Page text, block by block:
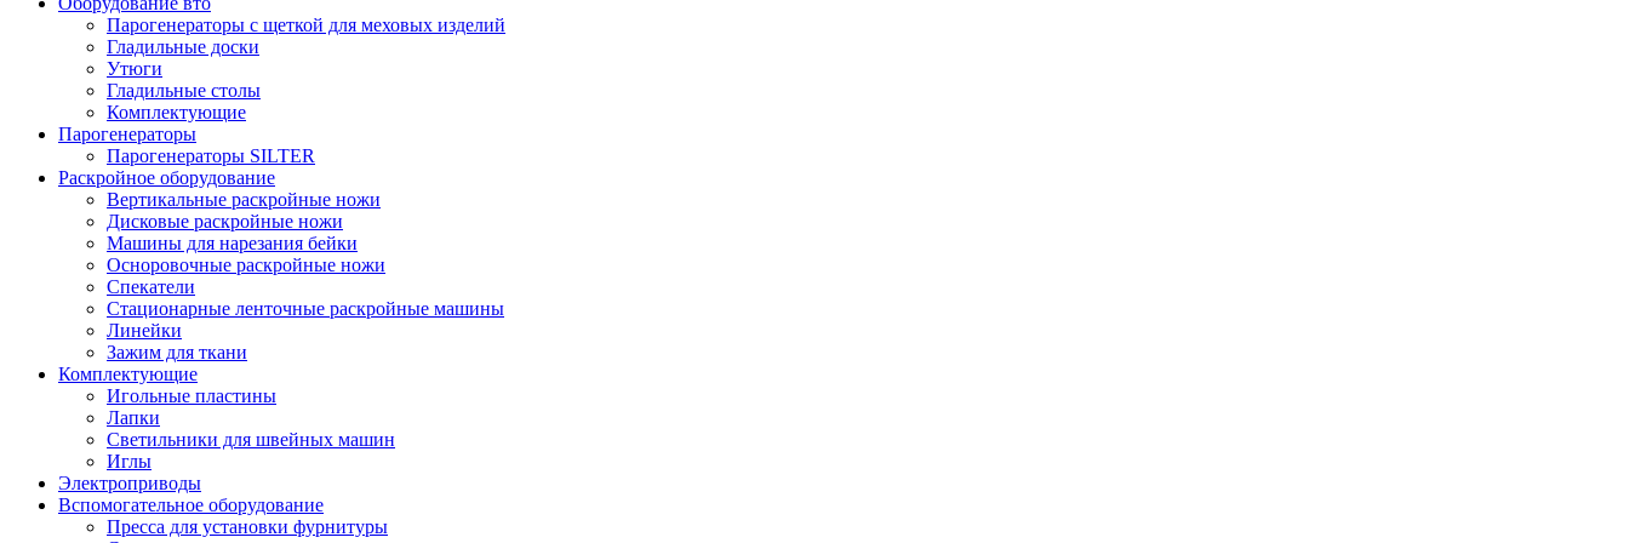
Парогенераторы с щеткой для меховых изделий
Гладильные доски
Утюги
Гладильные столы
Комплектующие
Парогенераторы
Парогенераторы SILTER
Раскройное оборудование
Вертикальные раскройные ножи
Дисковые раскройные ножи
Машины для нарезания бейки
Осноровочные раскройные ножи
Спекатели
Стационарные ленточные раскройные машины
Линейки
Зажим для ткани
Комплектующие
Игольные пластины
Лапки
Светильники для швейных машин
Иглы
Электроприводы
Вспомогательное оборудование
Пресса для установки фурнитуры